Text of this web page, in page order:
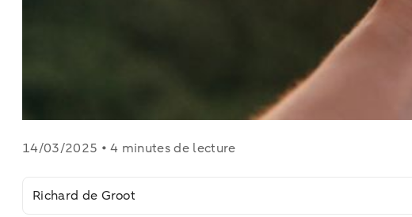
14/03/2025 • 4 minutes de lecture
Richard de Groot